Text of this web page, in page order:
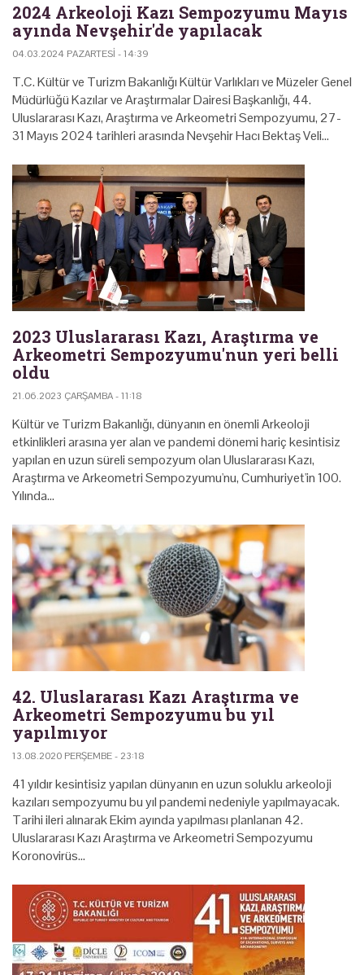
2024 Arkeoloji Kazı Sempozyumu Mayıs
ayında Nevşehir'de yapılacak
04.03.2024 PAZARTESI - 14:39
T.C. Kültür ve Turizm Bakanlığı Kültür Varlıkları ve Müzeler Genel
Müdürlüğü Kazılar ve Araştırmalar Dairesi Başkanlığı, 44.
Uluslararası Kazı, Araştırma ve Arkeometri Sempozyumu, 27-
31 Mayıs 2024 tarihleri arasında Nevşehir Hacı Bektaş Veli…
2023 Uluslararası Kazı, Araştırma ve
Arkeometri Sempozyumu'nun yeri belli
oldu
21.06.2023 ÇARŞAMBA - 11:18
Kültür ve Turizm Bakanlığı, dünyanın en önemli Arkeoloji
etkinlikleri arasına yer alan ve pandemi dönemi hariç kesintisiz
yapılan en uzun süreli sempozyum olan Uluslararası Kazı,
Araştırma ve Arkeometri Sempozyumu'nu, Cumhuriyet'in 100.
Yılında…
42. Uluslararası Kazı Araştırma ve
Arkeometri Sempozyumu bu yıl
yapılmıyor
13.08.2020 PERŞEMBE - 23:18
41 yıldır kesintisiz yapılan dünyanın en uzun soluklu arkeoloji
kazıları sempozyumu bu yıl pandemi nedeniyle yapılmayacak.
Tarihi ileri alınarak Ekim ayında yapılması planlanan 42.
Uluslararası Kazı Araştırma ve Arkeometri Sempozyumu
Koronovirüs…